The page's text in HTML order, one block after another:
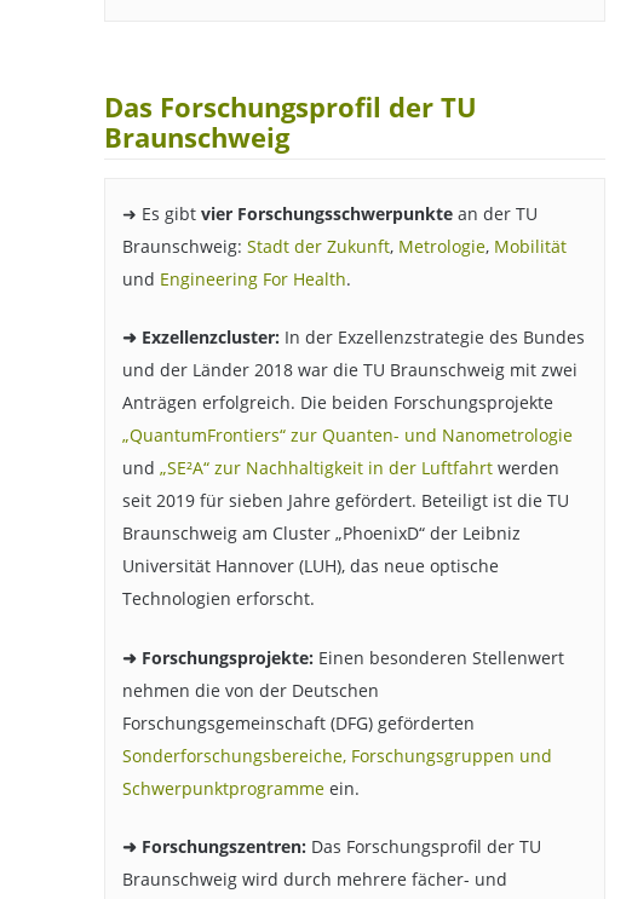
Das Forschungsprofil der TU
Braunschweig
➜ Es gibtvier Forschungsschwerpunkte an der TU
Braunschweig:Stadt der Zukunft, Metrologie, Mobilität
und Engineering For Health.
➜ Exzellenzcluster: In der Exzellenzstrategie des Bundes
und der Länder 2018 war die TU Braunschweig mit zwei
Anträgen erfolgreich. Die beiden Forschungsprojekte
„QuantumFrontiers“ zur Quanten- und Nanometrologie
und„SE²A“ zur Nachhaltigkeit in der Luftfahrt werden
seit 2019 für sieben Jahre gefördert. Beteiligt ist die TU
Braunschweig am Cluster „PhoenixD“ der Leibniz
Universität Hannover (LUH), das neue optische
Technologien erforscht.
➜ Forschungsprojekte: Einen besonderen Stellenwert
nehmen die von der Deutschen
Forschungsgemeinschaft (DFG) geförderten
Sonderforschungsbereiche, Forschungsgruppen und
Schwerpunktprogramme ein.
➜ Forschungszentren: Das Forschungsprofil der TU
Braunschweig wird durch mehrere fächer- und